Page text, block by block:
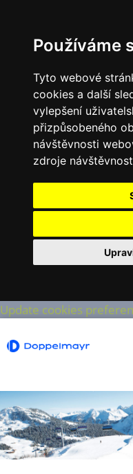
Používáme
Tyto webové
cookies a další
vylepšení
přizpůsobeného
návštěvnosti
zdroje
Update cookies